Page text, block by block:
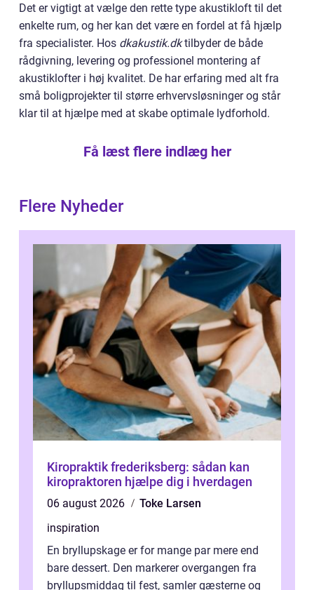
Det er vigtigt at vælge den rette type akustikloft til det
enkelte rum, og her kan det være en fordel at få hjælp
fra specialister. Hos dkakustik.dktilbyder de både
rådgivning, levering og professionel montering af
akustiklofter i høj kvalitet. De har erfaring med alt fra
små boligprojekter til større erhvervsløsninger og står
klar til at hjælpe med at skabe optimale lydforhold.
Få læst flere indlæg her
Flere Nyheder
Kiropraktik frederiksberg: sådan kan
kiropraktoren hjælpe dig i hverdagen
06 august 2026
Toke Larsen
inspiration
En bryllupskage er for mange par mere end
bare dessert. Den markerer overgangen fra
bryllupsmiddag til fest, samler gæsterne og